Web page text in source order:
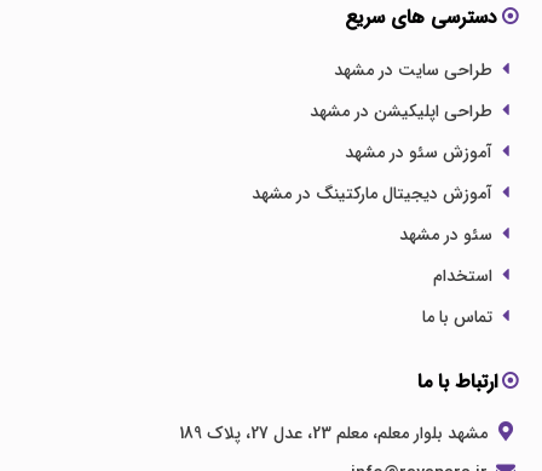
دسترسی های سریع
طراحی سایت در مشهد
طراحی اپلیکیشن در مشهد
آموزش سئو در مشهد
آموزش دیجیتال مارکتینگ در مشهد
سئو در مشهد
استخدام
تماس با ما
ارتباط با ما
مشهد بلوار معلم، معلم 23، عدل 27، پلاک 189